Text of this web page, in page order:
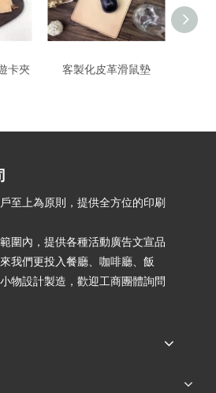
卡夾 客製化皮革滑鼠墊
至上為原則，提供全方位的印刷
圍內，提供各種活動廣告文宣品
我們更投入餐廳、咖啡廳、飯
物設計製造，歡迎工商團體詢問